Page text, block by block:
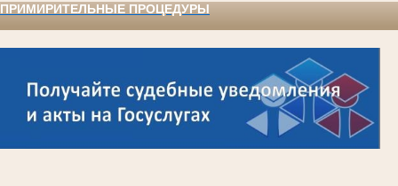
ПРИМИРИТЕЛЬНЫЕ ПРОЦЕДУРЫ